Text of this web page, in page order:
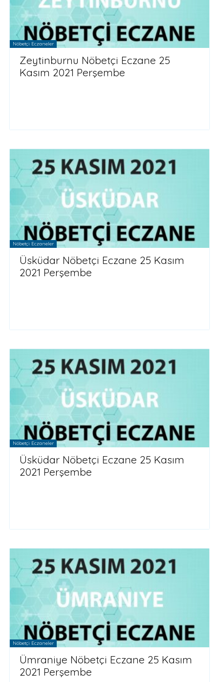
Nöbetçi Eczaneler
Zeytinburnu Nöbetçi Eczane 25
Kasım 2021 Perşembe
Nöbetçi Eczaneler
Üsküdar Nöbetçi Eczane 25 Kasım
2021 Perşembe
Nöbetçi Eczaneler
Üsküdar Nöbetçi Eczane 25 Kasım
2021 Perşembe
Nöbetçi Eczaneler
Ümraniye Nöbetçi Eczane 25 Kasım
2021 Perşembe